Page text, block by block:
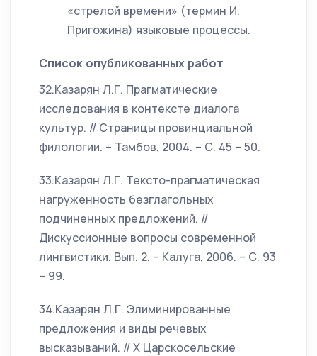
«стрелой времени» (термин И.
Пригожина) языковые процессы.
Список опубликованных работ
32.Казарян Л.Г. Прагматические
исследования в контексте диалога
культур. // Страницы провинциальной
филологии. – Тамбов, 2004. – С. 45 – 50.
33.Казарян Л.Г. Тексто-прагматическая
нагруженность безглагольных
подчиненных предложений. //
Дискуссионные вопросы современной
лингвистики. Вып. 2. – Калуга, 2006. – С. 93
– 99.
34.Казарян Л.Г. Элиминированные
предложения и виды речевых
высказываний. // Х Царскосельские